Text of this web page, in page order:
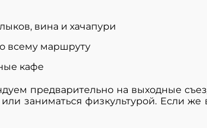
вина и хачапури
всему маршруту
кафе
предварительно на выходные
заниматься физкультурой. Если